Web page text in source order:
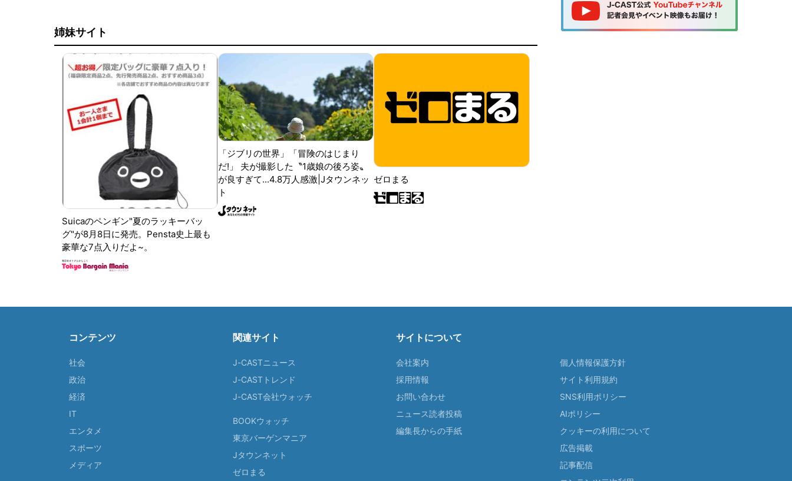
姉妹サイト
Suicaのペンギン"夏のラッキーバッ
グ"が8月8日に発売。Pensta史上最も
豪華な7点入りだよ~。
「ジブリの世界」「冒険のはじまり
だ!」 夫が撮影した〝1歳娘の後ろ姿〟
が良すぎて...4.8万人感激|Jタウンネッ
ト
ゼロまる
コンテンツ
社会
政治
経済
IT
エンタメ
スポーツ
メディア
関連サイト
J-CASTニュース
J-CASTトレンド
J-CAST会社ウォッチ
BOOKウォッチ
東京バーゲンマニア
Jタウンネット
ゼロまる
サイトについて
会社案内
採用情報
お問い合わせ
ニュース読者投稿
編集長からの手紙
個人情報保護方針
サイト利用規約
SNS利用ポリシー
AIポリシー
クッキーの利用について
広告掲載
記事配信